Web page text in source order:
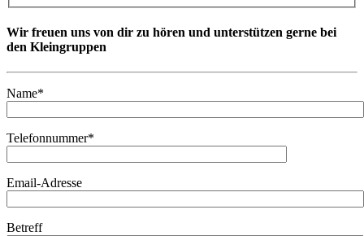
Wir freuen uns von dir zu hören und unterstützen gerne bei
den Kleingruppen
Name*
Telefonnummer*
Email-Adresse
Betreff